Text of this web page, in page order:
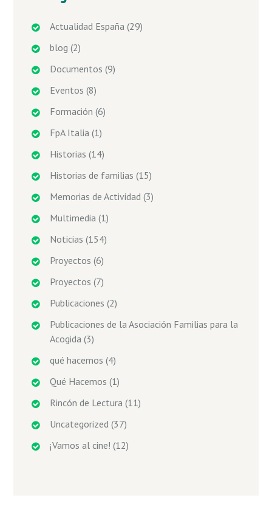
Actualidad España (29)
blog (2)
Documentos (9)
Eventos (8)
Formación (6)
FpA Italia (1)
Historias (14)
Historias de familias (15)
Memorias de Actividad (3)
Multimedia (1)
Noticias (154)
Proyectos (6)
Proyectos (7)
Publicaciones (2)
Publicaciones de la Asociación Familias para la
Acogida (3)
qué hacemos (4)
Qué Hacemos (1)
Rincón de Lectura (11)
Uncategorized (37)
¡Vamos al cine! (12)